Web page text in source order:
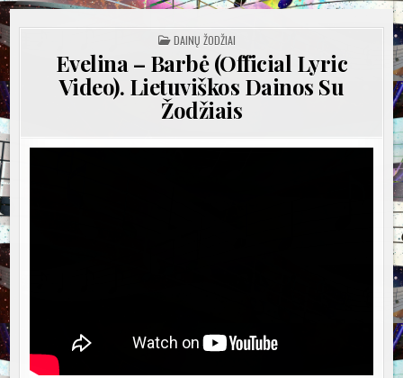
POSTED
IN
DAINŲ ŽODŽIAI
Evelina – Barbė (Official Lyric
Video). Lietuviškos Dainos Su
Žodžiais